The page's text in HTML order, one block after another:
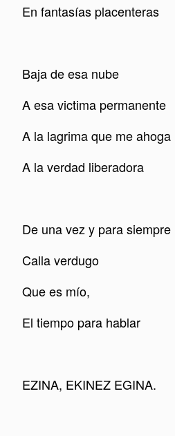
En fantasías placenteras
Baja de esa nube
A esa victima permanente
A la lagrima que me ahoga
A la verdad liberadora
De una vez y para siempre
Calla verdugo
Que es mío,
El tiempo para hablar
EZINA, EKINEZ EGINA.